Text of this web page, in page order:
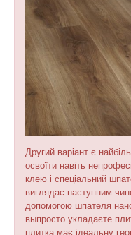
Другий варіант є
освоїти навіть
клею і спеціальний
виглядає наступним
допомогою шпателя
выпросто укладаєте
плитка має ідеальну